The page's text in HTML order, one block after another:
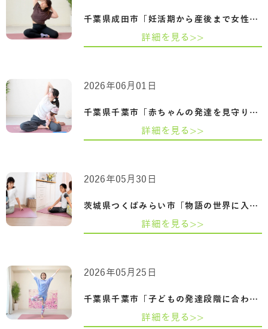
千葉県成田市「妊活期から産後まで女性の…
詳細を見る>>
千葉県千葉市「赤ちゃんの発達を見守りな…
2026年06月01日
詳細を見る>>
茨城県つくばみらい市「物語の世界に入り…
2026年05月30日
詳細を見る>>
千葉県千葉市「子どもの発達段階に合わせ…
2026年05月25日
詳細を見る>>